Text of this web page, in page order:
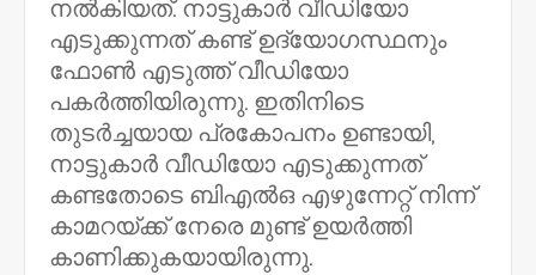
നൽകിയത്. നാട്ടുകാർ വീഡിയോ
എടുക്കുന്നത് കണ്ട് ഉദ്യോഗസ്ഥനും
ഫോൺ എടുത്ത് വീഡിയോ
പകർത്തിയിരുന്നു. ഇതിനിടെ
തുടർച്ചയായ പ്രകോപനം ഉണ്ടായി,
നാട്ടുകാർ വീഡിയോ എടുക്കുന്നത്
കണ്ടതോടെ ബിഎൽഒ എഴുന്നേറ്റ് നിന്ന്
കാമറയ്ക്ക് നേരെ മുണ്ട് ഉയർത്തി
കാണിക്കുകയായിരുന്നു.